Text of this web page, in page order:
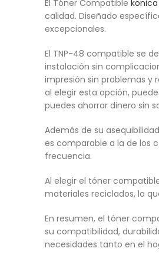
El Tóner Compatible
calidad. Diseñado
excepcionales.
El TNP-48 compatible se
instalación sin
impresión sin problemas y
al elegir esta opción,
puedes ahorrar dinero sin
Además de su
es comparable a la de los
frecuencia.
Al elegir el tóner
materiales reciclados, lo
En resumen, el tóner
su compatibilidad,
necesidades tanto en el